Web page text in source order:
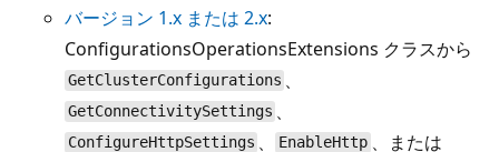
バージョン 1.x または 2.x:
ConfigurationsOperationsExtensions クラスから
GetClusterConfigurations 、
GetConnectivitySettings 、
ConfigureHttpSettings 、 EnableHttp 、または